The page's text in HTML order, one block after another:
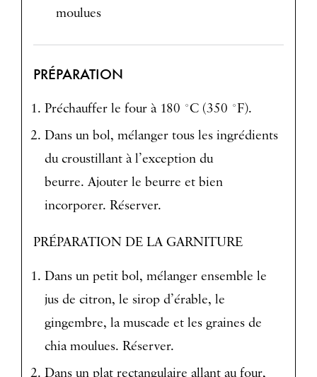
moulues
PRÉPARATION
Préchauffer le four à 180 °C (350 °F).
Dans un bol, mélanger tous les ingrédients
du croustillant à l’exception du
beurre. Ajouter le beurre et bien
incorporer. Réserver.
PRÉPARATION DE LA GARNITURE
Dans un petit bol, mélanger ensemble le
jus de citron, le sirop d’érable, le
gingembre, la muscade et les graines de
chia moulues. Réserver.
Dans un plat rectangulaire allant au four,